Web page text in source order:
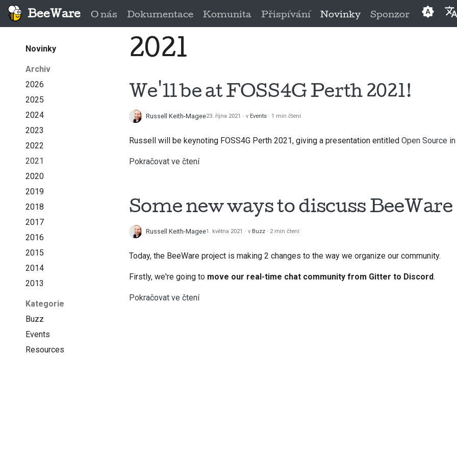
BeeWare O nás Dokumentace Komunita Přispívání Novinky Sponzor
Italiano
Novinky
Archiv
2026
2025
2024
2023
2022
2021
2020
2019
2018
2017
2016
2015
2014
2013
Kategorie
Buzz
Events
Resources
2021
We'll be at FOSS4G Perth 2021!
Russell Keith-Magee23. října 2021 v Events 1 min čtení
Russell will be keynoting FOSS4G Perth 2021, giving a presentation entitled Open Source
Pokračovat ve čtení
Some new ways to discuss BeeWare
Russell Keith-Magee1. května 2021 v Buzz 2 min čtení
Today, the BeeWare project is making 2 changes to the way we organize our community.
Firstly, we're going to move our real-time chat community from Gitter to Discord.
Pokračovat ve čtení